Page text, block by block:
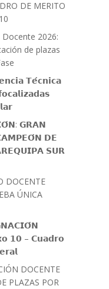
DE MERITO
2026:
de plazas
𝗧𝗲́𝗰𝗻𝗶𝗰𝗮
𝗚𝗥𝗔𝗡
𝗗𝗘
𝗦𝗨𝗥
DOCENTE
ÚNICA
𝟭𝟬 – 𝗖𝘂𝗮𝗱𝗿𝗼
DOCENTE
PLAZAS POR